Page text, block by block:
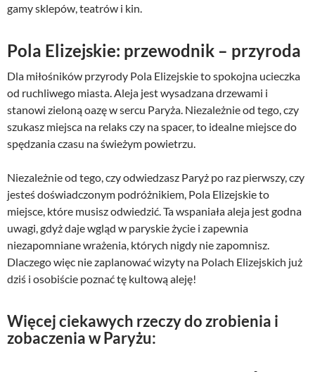
gamy sklepów, teatrów i kin.
Pola Elizejskie: przewodnik – przyroda
Dla miłośników przyrody Pola Elizejskie to spokojna ucieczka
od ruchliwego miasta. Aleja jest wysadzana drzewami i
stanowi zieloną oazę w sercu Paryża. Niezależnie od tego, czy
szukasz miejsca na relaks czy na spacer, to idealne miejsce do
spędzania czasu na świeżym powietrzu.
Niezależnie od tego, czy odwiedzasz Paryż po raz pierwszy, czy
jesteś doświadczonym podróżnikiem, Pola Elizejskie to
miejsce, które musisz odwiedzić. Ta wspaniała aleja jest godna
uwagi, gdyż daje wgląd w paryskie życie i zapewnia
niezapomniane wrażenia, których nigdy nie zapomnisz.
Dlaczego więc nie zaplanować wizyty na Polach Elizejskich już
dziś i osobiście poznać tę kultową aleję!
Więcej ciekawych rzeczy do zrobienia i
zobaczenia w Paryżu: